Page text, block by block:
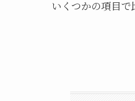
いくつかの項目で